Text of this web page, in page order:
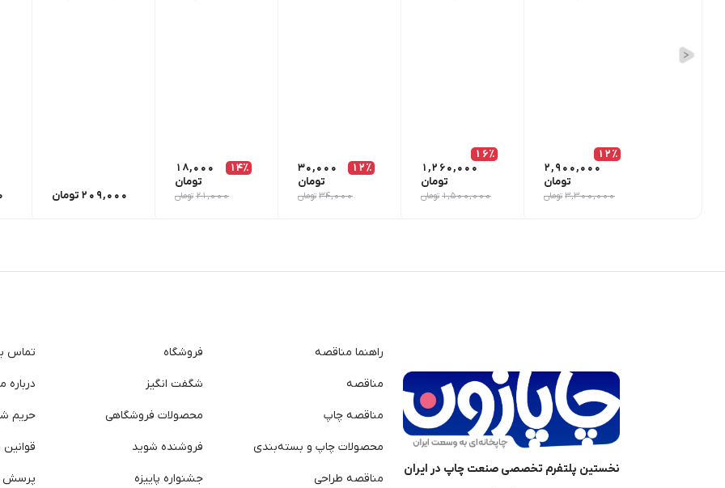
12٪
2,900,000
تومان
3,300,000 تومان
16٪
1,260,000
تومان
1,500,000 تومان
12٪
30,000
تومان
34,000 تومان
14٪
18,000
تومان
21,000 تومان 209,000 تومان
نخستین پلتفرم تخصصی صنعت چاپ در ایران
راهنما مناقصه
مناقصه
مناقصه چاپ
محصولات چاپ و بسته‌بندی
مناقصه طراحی
فروشگاه
شگفت انگیز
محصولات فروشگاهی
فروشنده شوید
جشنواره پاییزه
تماس
درباره
حریم
پرسش